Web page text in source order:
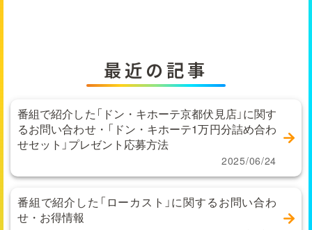
最近の記事
番組で紹介した「ドン・キホーテ京都伏見店」に関す
るお問い合わせ・「ドン・キホーテ1万円分詰め合わ
せセット」プレゼント応募方法
2025/06/24
番組で紹介した「ローカスト」に関するお問い合わ
せ・お得情報